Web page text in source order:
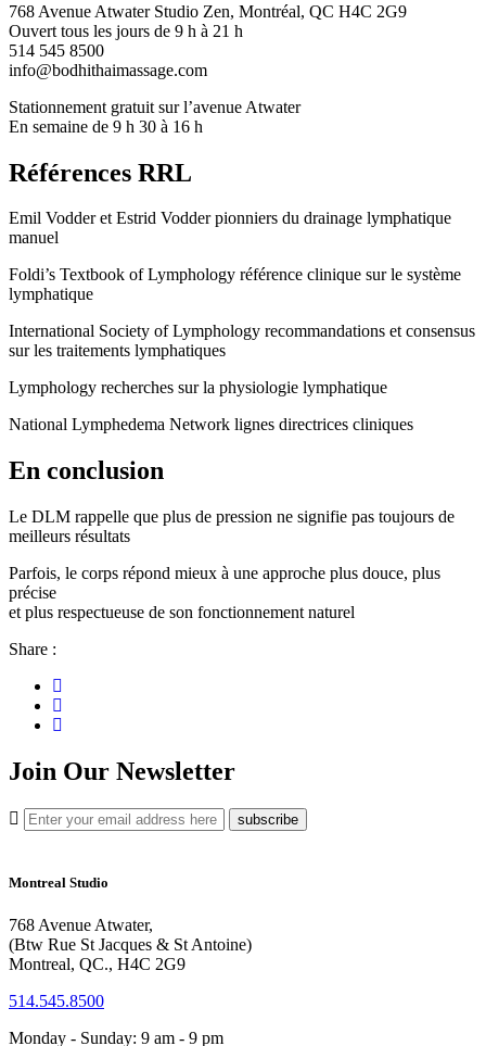
768 Avenue Atwater Studio Zen, Montréal, QC H4C 2G9
Ouvert tous les jours de 9 h à 21 h
514 545 8500
info@bodhithaimassage.com
Stationnement gratuit sur l’avenue Atwater
En semaine de 9 h 30 à 16 h
Références RRL
Emil Vodder et Estrid Vodder pionniers du drainage lymphatique
manuel
Foldi’s Textbook of Lymphology référence clinique sur le système
lymphatique
International Society of Lymphology recommandations et consensus
sur les traitements lymphatiques
Lymphology recherches sur la physiologie lymphatique
National Lymphedema Network lignes directrices cliniques
En conclusion
Le DLM rappelle que plus de pression ne signifie pas toujours de
meilleurs résultats
Parfois, le corps répond mieux à une approche plus douce, plus
précise
et plus respectueuse de son fonctionnement naturel
Share :
Join Our Newsletter
Montreal Studio
768 Avenue Atwater,
(Btw Rue St Jacques & St Antoine)
Montreal, QC., H4C 2G9
514.545.8500
Monday - Sunday: 9 am - 9 pm